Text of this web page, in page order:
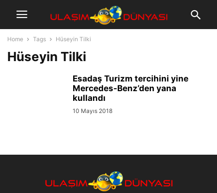
Home Tags Hüseyin Tilki
Hüseyin Tilki
Esadaş Turizm tercihini yine
Mercedes-Benz’den yana
kullandı
10 Mayıs 2018